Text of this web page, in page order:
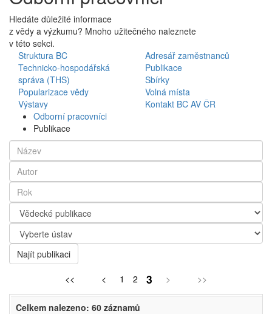
Hledáte důležité informace
z vědy a výzkumu? Mnoho užitečného naleznete
v této sekci.
Struktura BC
Adresář zaměstnanců
Technicko-hospodářská
správa (THS)
Publikace
Sbírky
Popularizace vědy
Volná místa
Výstavy
Kontakt BC AV ČR
Odborní pracovníci
Publikace
Najít publikaci
<< < 1 2 3 > >>
Celkem nalezeno: 60 záznamů